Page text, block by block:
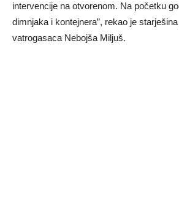
intervencije na otvorenom. Na početku
dimnjaka i kontejnera”, rekao je
vatrogasaca Nebojša Miljuš.